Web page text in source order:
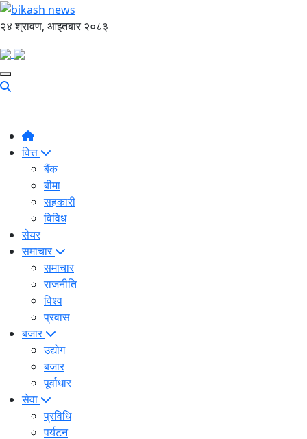
२४ श्रावण, आइतबार २०८३
वित्त
बैंक
बीमा
सहकारी
विविध
सेयर
समाचार
समाचार
राजनीति
विश्व
प्रवास
बजार
उद्योग
बजार
पूर्वाधार
सेवा
प्रविधि
पर्यटन